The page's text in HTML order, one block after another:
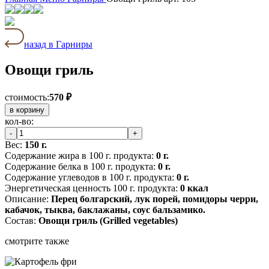
назад в Гарниры
Овощи гриль
стоимость:570 ₽
в корзину
кол-во:
- +
Вес: 150 г.
Содержание жира в 100 г. продукта: 0 г.
Содержание белка в 100 г. продукта: 0 г.
Содержание углеводов в 100 г. продукта: 0 г.
Энергетическая ценность 100 г. продукта: 0 ккал
Описание: Перец болгарский, лук порей, помидоры черри,
кабачок, тыква, баклажаны, соус бальзамико.
Состав: Овощи гриль (Grilled vegetables)
смотрите также